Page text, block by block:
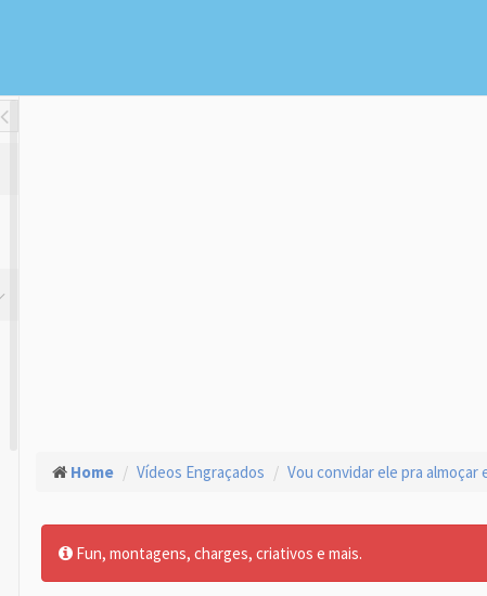
Toggle Fullwidth
Home Vídeos Engraçados Vou convidar ele pra almoçar
Fun, montagens, charges, criativos e mais.